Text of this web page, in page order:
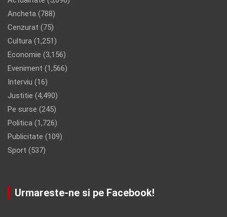
Ancheta (788)
Cenzurat (75)
Cultura (1,251)
Economie (3,156)
Eveniment (1,566)
Interviu (16)
Justitie (4,490)
Pe surse (245)
Politica (1,726)
Publicitate (109)
Sport (537)
Urmareste-ne si pe Facebook!